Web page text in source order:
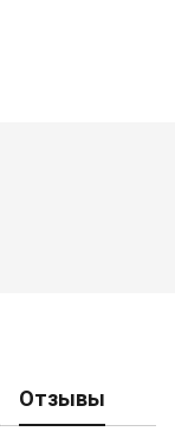
Отзывы